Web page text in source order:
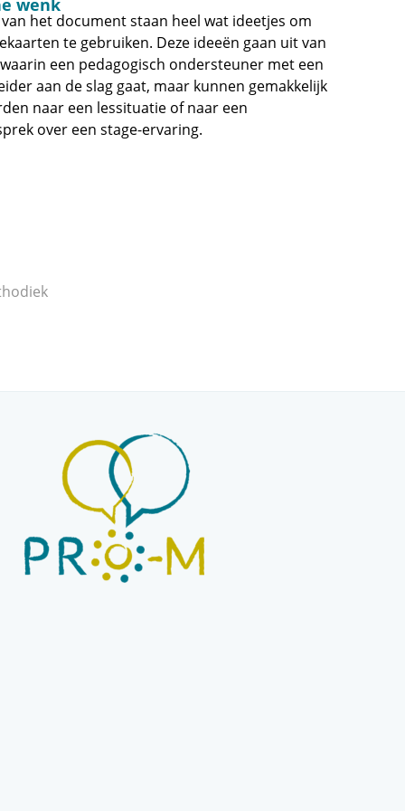
wenk
het document staan heel wat ideetjes om
te gebruiken. Deze ideeën gaan uit van
een pedagogisch ondersteuner met een
aan de slag gaat, maar kunnen gemakkelijk
naar een lessituatie of naar een
over een stage-ervaring.